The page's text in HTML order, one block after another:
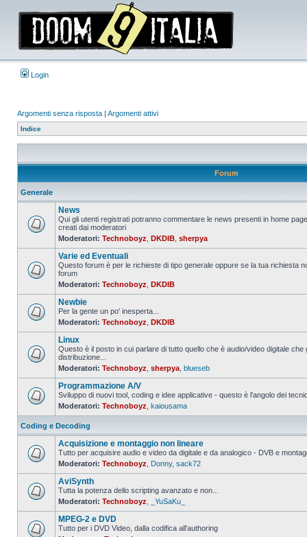
Login
Argomenti senza risposta | Argomenti attivi
Indice
Forum
Generale
Nessun
da
leggere
News
Qui gli utenti registrati potranno commentare le news presenti in home
creati dai moderatori
Moderatori: Technoboyz DKDIB sherpya
Nessun
da
leggere
Varie ed Eventuali
Questo forum è per le richieste di tipo generale oppure se la tua richiesta
forum
Moderatori: Technoboyz DKDIB
Nessun
messaggio
leggere
Newbie
Per la gente un po' inesperta...
Moderatori: Technoboyz DKDIB
Nessun
da
leggere
Linux
Questo è il posto in cui parlare di tutto quello che è audio/video digitale
distribuzione...
Moderatori: Technoboyz sherpya blueseb
Nessun
messaggio
da
leggere
Programmazione A/V
Sviluppo di nuovi tool, coding e idee applicative - questo è l'angolo dei
Moderatori: Technoboyz kaiousama
Coding e Decoding
Nessun
messaggio
da
leggere
Acquisizione e montaggio non lineare
Tutto per acquisire audio e video da digitale e da analogico - DVB e
Moderatori: Technoboyz Donny, sack72
Nessun
messaggio
da
leggere
AviSynth
Tutta la potenza dello scripting avanzato e non...
Moderatori: Technoboyz _YuSaKu_
MPEG-2 e DVD
Tutto per i DVD Video, dalla codifica all'authoring